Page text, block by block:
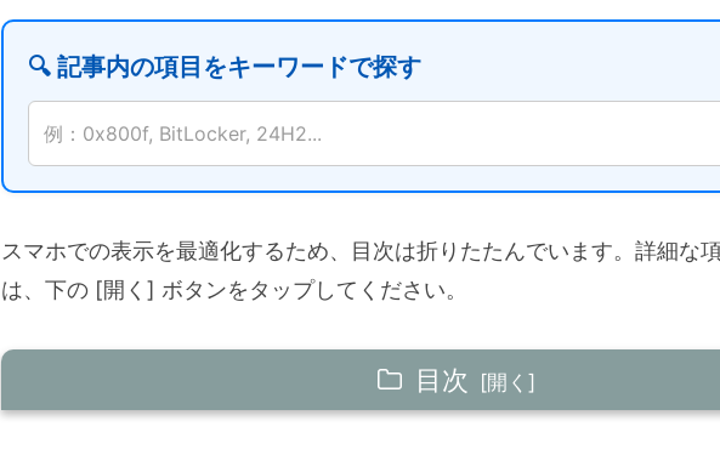
🔍 記事内の項目をキーワードで探す
例：0x800f, BitLocker, 24H2...
スマホでの表示を最適化するため、目次は折りたたんでいます。詳細な
は、下の [開く] ボタンをタップしてください。
目次